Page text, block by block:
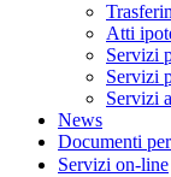
Atti
Servizi
Servizi
Servizi
News
Documenti
Servizi on-line